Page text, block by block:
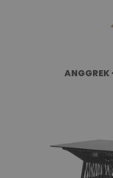
ANGGREK